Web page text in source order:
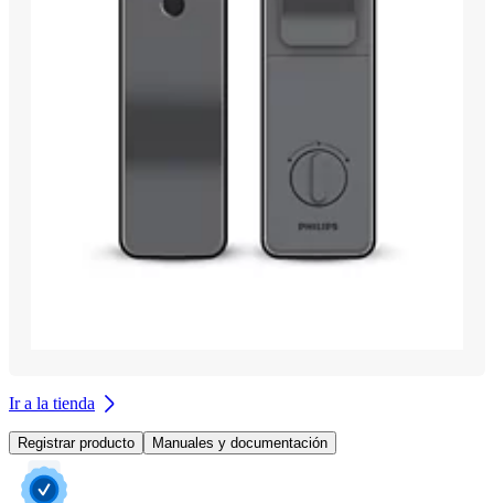
Ir a la tienda
Registrar producto Manuales y documentación